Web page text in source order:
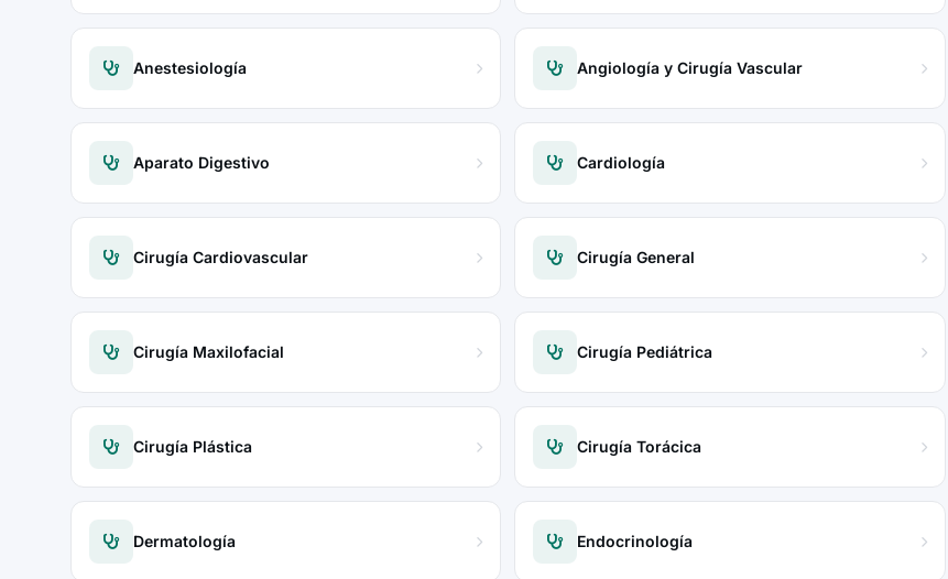
Anestesiología Angiología y Cirugía Vascular
Aparato Digestivo Cardiología
Cirugía Cardiovascular Cirugía General
Cirugía Maxilofacial Cirugía Pediátrica
Cirugía Plástica Cirugía Torácica
Dermatología Endocrinología